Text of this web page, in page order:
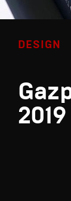
DESIGN
2019